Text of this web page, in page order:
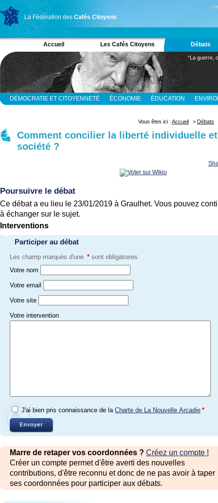
La Fédération des Cafés Citoyens
Accueil Les Cafés Citoyens Débats
“La guerre,
DÉMOCRATIE ET CITOYENNETÉ ÉCONOMIE ÉDUCATION
Vous êtes ici : Accueil > Débats
Comment concilier la liberté individuelle
société ?
Poursuivre le débat
Ce débat a eu lieu le 23/01/2019 à Graulhet. Vous pouvez
à échanger sur le sujet.
Interventions
Participer au débat
Les champ marqués d'une * sont obligatoires
Votre nom
Votre email
Votre site
Votre intervention
J'ai bien pris connaissance de la Charte de La Nouvelle Arcadie *
Marre de retaper vos coordonnées ? Créez un compte !
Créer un compte permet d'être averti des nouvelles
contributions, d'être reconnu et donc de ne pas avoir à taper
ses coordonnées pour participer aux débats.